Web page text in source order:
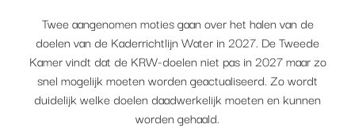
Twee aangenomen moties gaan over het halen van de
doelen van de Kaderrichtlijn Water in 2027. De Tweede
Kamer vindt dat de KRW-doelen niet pas in 2027 maar zo
snel mogelijk moeten worden geactualiseerd. Zo wordt
duidelijk welke doelen daadwerkelijk moeten en kunnen
worden gehaald.